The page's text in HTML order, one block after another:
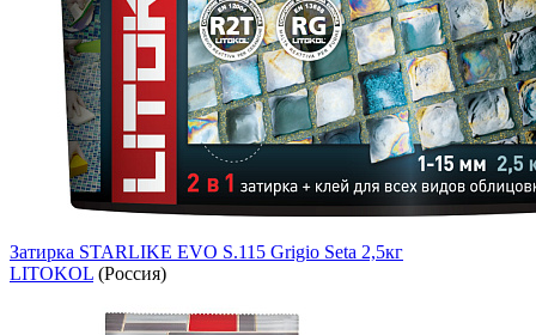
Затирка STARLIKE EVO S.115 Grigio Seta 2,5кг
LITOKOL (Россия)